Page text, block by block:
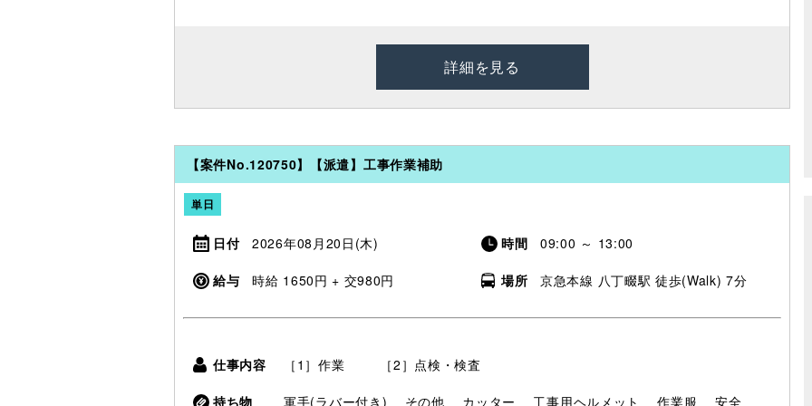
詳細を見る
【案件No.120750】【派遣】工事作業補助
単日
日付 2026年08月20日(木) 時間 09:00 ～ 13:00
給与 時給 1650円 + 交980円 場所 京急本線 八丁畷駅 徒歩(Walk) 7分
仕事内容 ［1］作業 ［2］点検・検査
持ち物 軍手(ラバー付き) その他 カッター 工事用ヘルメット 作業服 安全